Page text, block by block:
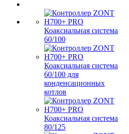
Коаксиальная система
60/100
Коаксиальная система
60/100 для
конденсационных
котлов
Коаксиальная система
80/125